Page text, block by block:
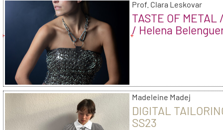
Prof. Clara Leskovar
TASTE OF METAL
/ Helena
Madeleine Madej
DIGITAL
SS23